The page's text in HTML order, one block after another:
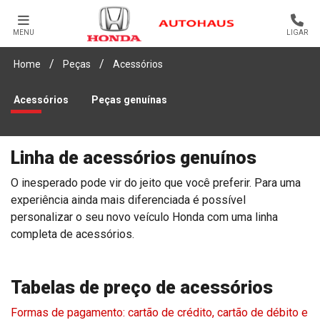
MENU LIGAR
Home Peças Acessórios
Peças genuínas
Acessórios
Linha de acessórios genuínos
O inesperado pode vir do jeito que você preferir. Para uma
experiência ainda mais diferenciada é possível
personalizar o seu novo veículo Honda com uma linha
completa de acessórios.
Tabelas de preço de acessórios
Formas de pagamento: cartão de crédito, cartão de débito e